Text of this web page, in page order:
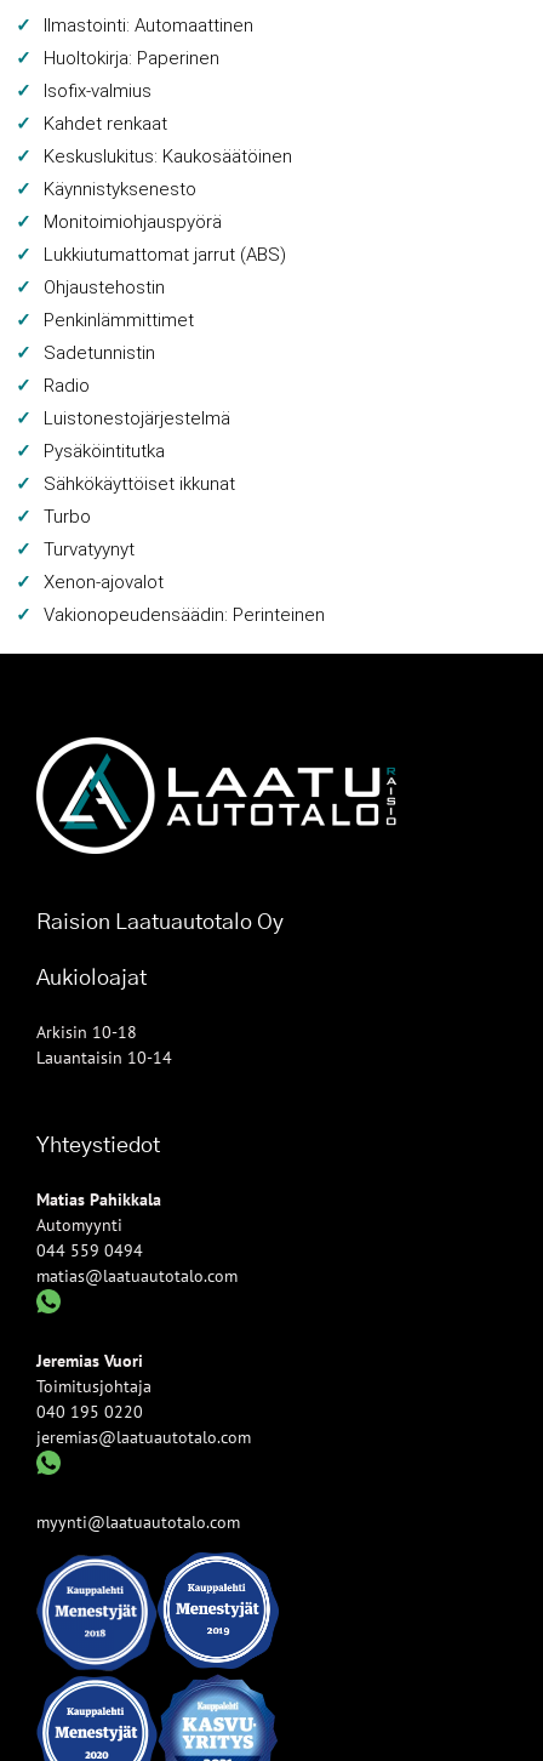
Ilmastointi: Automaattinen
Huoltokirja: Paperinen
Isofix-valmius
Kahdet renkaat
Keskuslukitus: Kaukosäätöinen
Käynnistyksenesto
Monitoimiohjauspyörä
Lukkiutumattomat jarrut (ABS)
Ohjaustehostin
Penkinlämmittimet
Sadetunnistin
Radio
Luistonestojärjestelmä
Pysäköintitutka
Sähkökäyttöiset ikkunat
Turbo
Turvatyynyt
Xenon-ajovalot
Vakionopeudensäädin: Perinteinen
Raision Laatuautotalo Oy
Aukioloajat
Arkisin 10-18
Lauantaisin 10-14
Yhteystiedot
Matias Pahikkala
Automyynti
044 559 0494
matias@laatuautotalo.com
Jeremias Vuori
Toimitusjohtaja
040 195 0220
jeremias@laatuautotalo.com
myynti@laatuautotalo.com